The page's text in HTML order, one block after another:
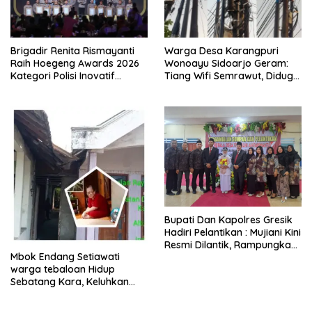
Brigadir Renita Rismayanti
Raih Hoegeng Awards 2026
Kategori Polisi Inovatif
Warga Desa Karangpuri
Wonoayu Sidoarjo Geram:
Tiang Wifi Semrawut, Diduga
Pemilik Tanah
Mbok Endang Setiawati
warga tebaloan Hidup
Sebatang Kara, Keluhkan
​Bupati Dan Kapolres Gresik
Hadiri Pelantikan : Mujiani Kini
Resmi Dilantik, Rampungkan